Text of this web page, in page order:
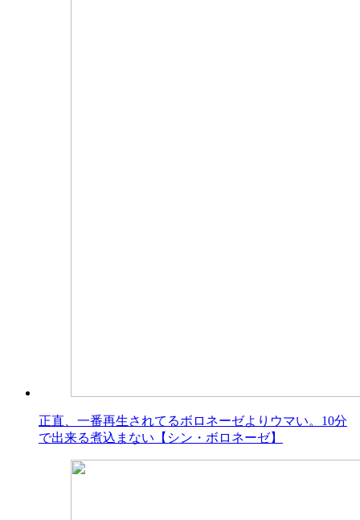
正直、一番再生されてるボロネーゼよりウマい。10分
で出来る煮込まない【シン・ボロネーゼ】